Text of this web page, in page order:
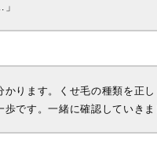
かります。くせ毛の種類を正し
です。一緒に確認していきま